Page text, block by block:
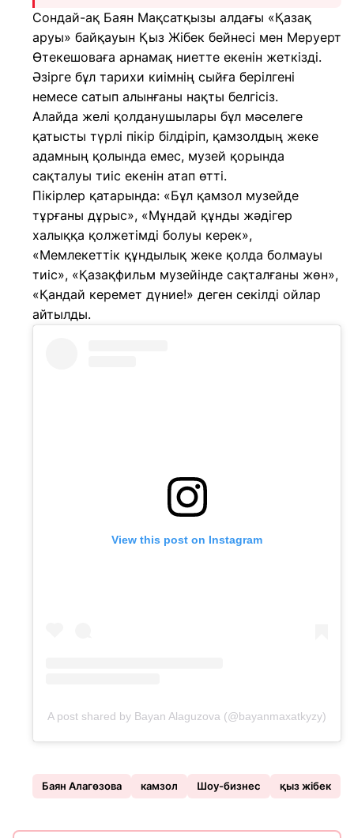
Сондай-ақ Баян Мақсатқызы алдағы «Қазақ
аруы» байқауын Қыз Жібек бейнесі мен Меруерт
Өтекешоваға арнамақ ниетте екенін жеткізді.
Әзірге бұл тарихи киімнің сыйға берілгені
немесе сатып алынғаны нақты белгісіз.
Алайда желі қолданушылары бұл мәселеге
қатысты түрлі пікір білдіріп, қамзолдың жеке
адамның қолында емес, музей қорында
сақталуы тиіс екенін атап өтті.
Пікірлер қатарында: «Бұл қамзол музейде
тұрғаны дұрыс», «Мұндай құнды жәдігер
халыққа қолжетімді болуы керек»,
«Мемлекеттік құндылық жеке қолда болмауы
тиіс», «Қазақфильм музейінде сақталғаны жөн»,
«Қандай керемет дүние!» деген секілді ойлар
айтылды.
View this post on Instagram
A post shared by Bayan Alaguzova (@bayanmaxatkyzy)
Баян Алагөзова камзол Шоу-бизнес қыз жібек